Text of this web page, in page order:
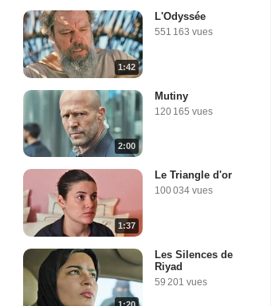
1:42
L'Odyssée
551 163 vues
2:00
Mutiny
120 165 vues
1:37
Le Triangle d'or
100 034 vues
Les Silences de
Riyad
59 201 vues